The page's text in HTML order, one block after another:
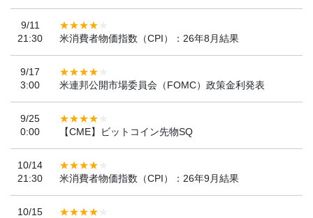
9/11
21:30
米消費者物価指数（CPI）：26年8月結果
9/17
3:00
米連邦公開市場委員会（FOMC）政策金利発表
9/25
0:00
【CME】ビットコイン先物SQ
10/14
21:30
米消費者物価指数（CPI）：26年9月結果
10/15